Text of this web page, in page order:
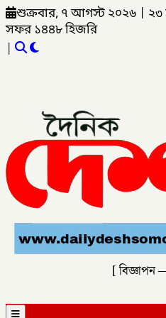
শুক্রবার, ৭ আগস্ট ২০২৬ ২৩
সফর ১৪৪৮ হিজরি
|
[